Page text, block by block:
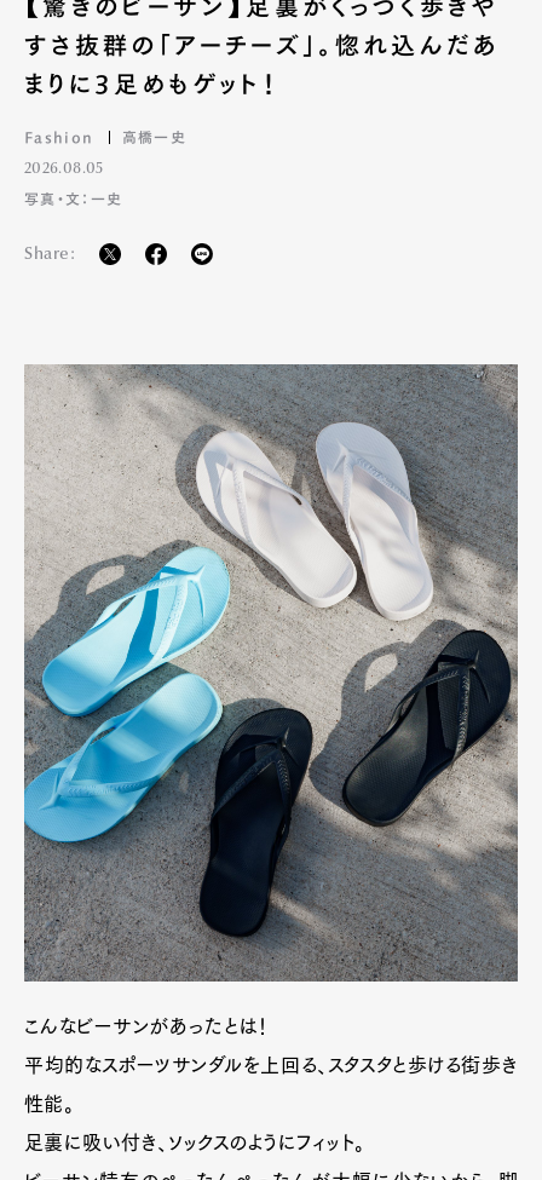
【驚きのビーサン】足裏がくっつく歩きや
すさ抜群の「アーチーズ」。惚れ込んだあ
まりに3足めもゲット！
Fashion 高橋一史
2026.08.05
写真・文：一史
Share:
こんなビーサンがあったとは！
平均的なスポーツサンダルを上回る、スタスタと歩ける街歩き
性能。
足裏に吸い付き、ソックスのようにフィット。